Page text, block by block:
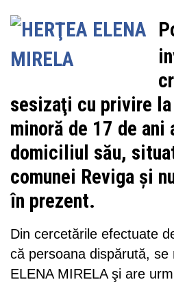
sesizaţi cu privire
minoră de 17 de ani
domiciliul său,
comunei Reviga şi
în prezent.
Din cercetările efectuate
că persoana dispărută, se
ELENA MIRELA şi are